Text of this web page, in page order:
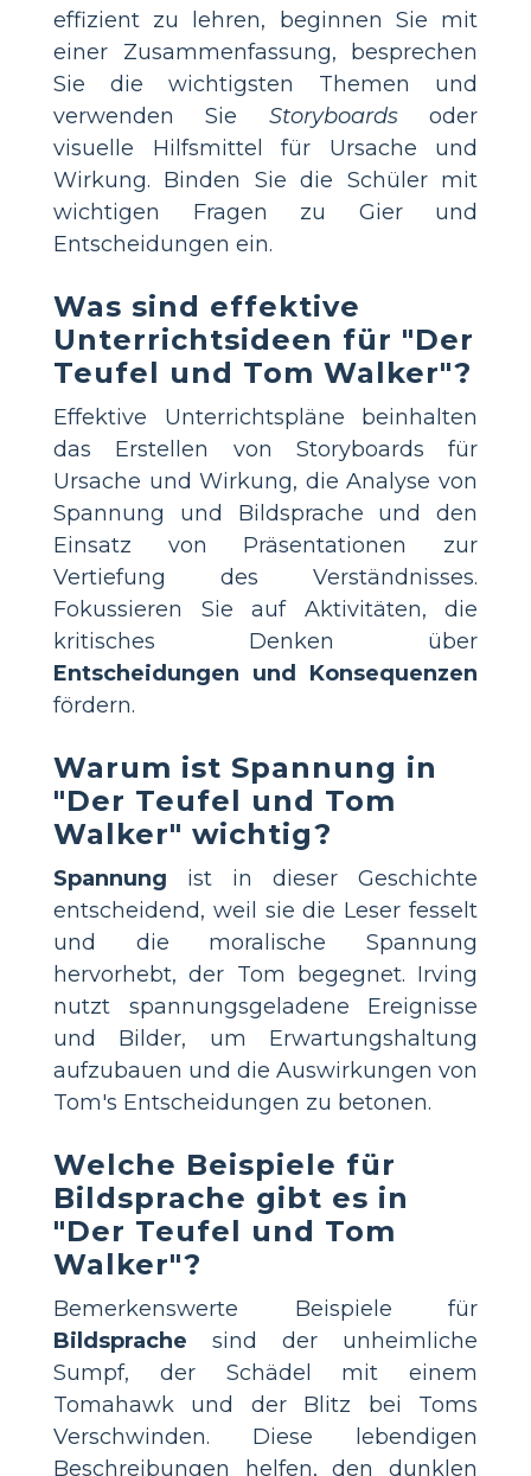
effizient zu lehren, beginnen Sie mit
einer Zusammenfassung, besprechen
Sie die wichtigsten Themen und
verwenden Sie Storyboardsoder
visuelle Hilfsmittel für Ursache und
Wirkung. Binden Sie die Schüler mit
wichtigen Fragen zu Gier und
Entscheidungen ein.
Was sind effektive
Unterrichtsideen für "Der
Teufel und Tom Walker"?
Effektive Unterrichtspläne beinhalten
das Erstellen von Storyboards für
Ursache und Wirkung, die Analyse von
Spannung und Bildsprache und den
Einsatz von Präsentationen zur
Vertiefung des Verständnisses.
Fokussieren Sie auf Aktivitäten, die
kritisches Denken über
Entscheidungen und Konsequenzen
fördern.
Warum ist Spannung in
"Der Teufel und Tom
Walker" wichtig?
Spannung ist in dieser Geschichte
entscheidend, weil sie die Leser fesselt
und die moralische Spannung
hervorhebt, der Tom begegnet. Irving
nutzt spannungsgeladene Ereignisse
und Bilder, um Erwartungshaltung
aufzubauen und die Auswirkungen von
Tom's Entscheidungen zu betonen.
Welche Beispiele für
Bildsprache gibt es in
"Der Teufel und Tom
Walker"?
Bemerkenswerte Beispiele für
Bildsprache sind der unheimliche
Sumpf, der Schädel mit einem
Tomahawk und der Blitz bei Toms
Verschwinden. Diese lebendigen
Beschreibungen helfen, den dunklen